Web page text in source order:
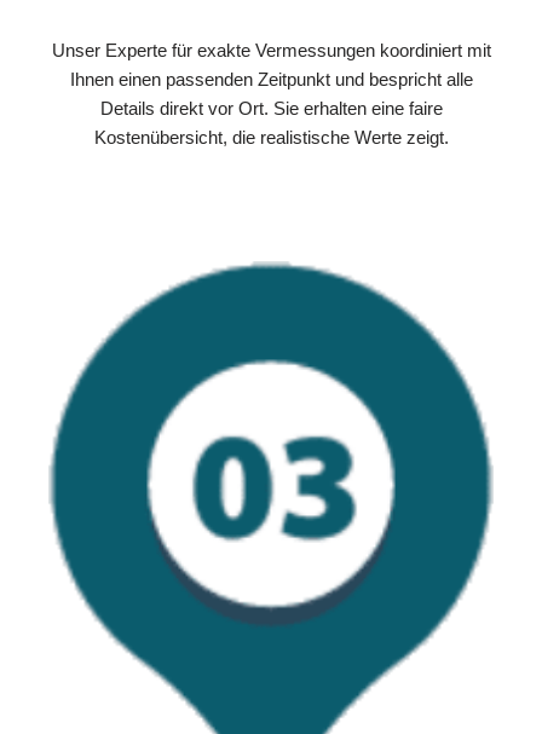
Unser Experte für exakte Vermessungen koordiniert mit
Ihnen einen passenden Zeitpunkt und bespricht alle
Details direkt vor Ort. Sie erhalten eine faire
Kostenübersicht, die realistische Werte zeigt.